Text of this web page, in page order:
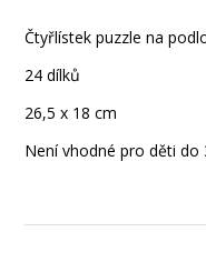
Čtyřlístek puzzle na
24 dílků
26,5 x 18 cm
Není vhodné pro děti do